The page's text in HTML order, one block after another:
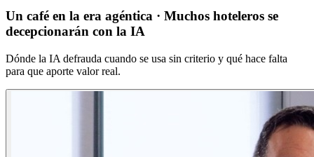
Un café en la era agéntica · Muchos hoteleros se
decepcionarán con la IA
Dónde la IA defrauda cuando se usa sin criterio y qué hace falta
para que aporte valor real.